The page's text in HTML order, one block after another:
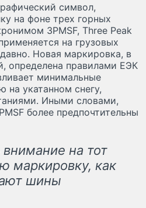
символ,
на фоне трех горных
3PMSF, Three Peak
на грузовых
Новая маркировка, в
определена правилами ЕЭК
минимальные
на укатанном снегу,
Иными словами,
более предпочтительны
на тот
маркировку, как
шины